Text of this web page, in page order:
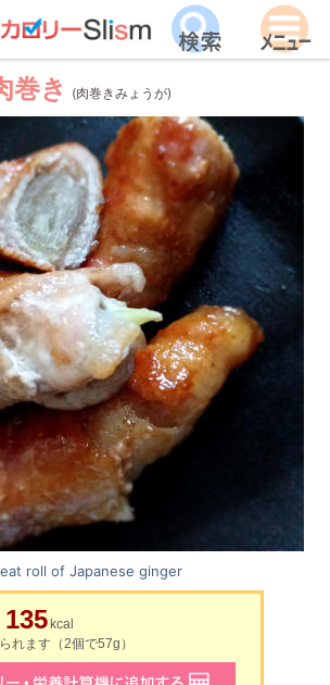
巻き (肉巻きみょうが)
roll of Japanese ginger
135 kcal
れます（2個で57g）